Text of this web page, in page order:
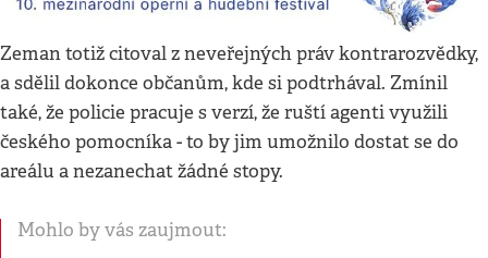
Zeman totiž citoval z neveřejných práv kontrarozvědky,
a sdělil dokonce občanům, kde si podtrhával. Zmínil
také, že policie pracuje s verzí, že ruští agenti využili
českého pomocníka - to by jim umožnilo dostat se do
areálu a nezanechat žádné stopy.
Mohlo by vás zaujmout: